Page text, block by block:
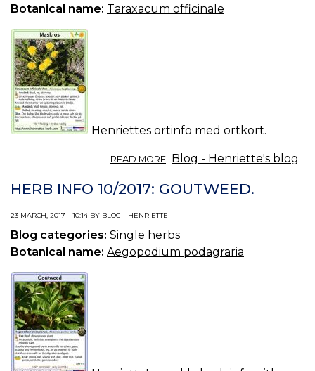
Botanical name: Taraxacum officinale
Henriettes örtinfo med örtkort.
READ MORE ABOUT
DEL
11/2017:
MASKROS.
Blog - Henriette's blog
HERB INFO 10/2017: GOUTWEED.
23 MARCH, 2017 - 10:14 BY BLOG - HENRIETTE
Blog categories: Single herbs
Botanical name: Aegopodium podagraria